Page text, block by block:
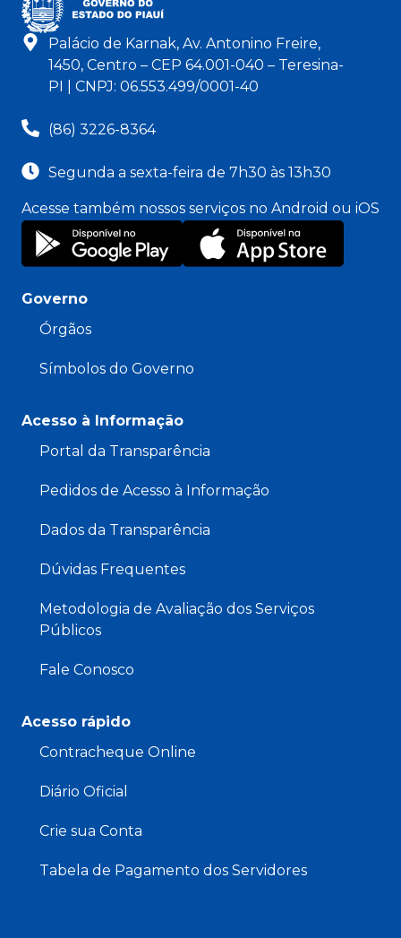
Palácio de Karnak, Av. Antonino Freire,
1450, Centro – CEP 64.001-040 – Teresina-
PI | CNPJ: 06.553.499/0001-40
(86) 3226-8364
Segunda a sexta-feira de 7h30 às 13h30
Acesse também nossos serviços no Android ou iOS
Governo
Órgãos
Símbolos do Governo
Acesso à Informação
Portal da Transparência
Pedidos de Acesso à Informação
Dados da Transparência
Dúvidas Frequentes
Metodologia de Avaliação dos Serviços
Públicos
Fale Conosco
Acesso rápido
Contracheque Online
Diário Oficial
Crie sua Conta
Tabela de Pagamento dos Servidores